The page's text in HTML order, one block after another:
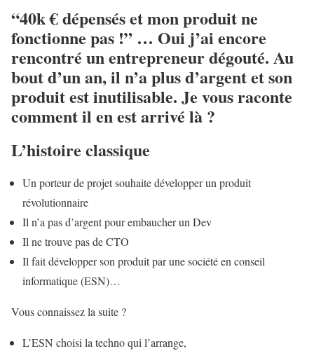
“40k € dépensés et mon produit ne
fonctionne pas !” … Oui j’ai encore
rencontré un entrepreneur dégouté. Au
bout d’un an, il n’a plus d’argent et son
produit est inutilisable. Je vous raconte
comment il en est arrivé là ?
L’histoire classique
Un porteur de projet souhaite développer un produit
révolutionnaire
Il n’a pas d’argent pour embaucher un Dev
Il ne trouve pas de CTO
Il fait développer son produit par une société en conseil
informatique (ESN)…
Vous connaissez la suite ?
L’ESN choisi la techno qui l’arrange,